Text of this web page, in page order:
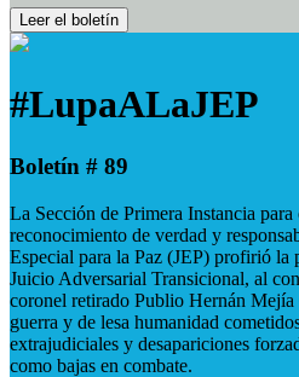
Leer el boletín
#LupaALaJEP
Boletín # 89
La Sección de Primera Instancia para
reconocimiento de verdad y
Especial para la Paz (JEP) profirió la
Juicio Adversarial Transicional, al
coronel retirado Publio Hernán
guerra y de lesa humanidad
extrajudiciales y desapariciones
como bajas en combate.